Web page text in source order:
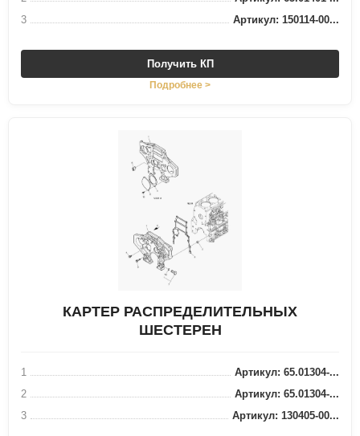
3
Артикул: 150114-00...
Получить КП
Подробнее >
КАРТЕР РАСПРЕДЕЛИТЕЛЬНЫХ
ШЕСТЕРЕН
1
Артикул: 65.01304-...
2
Артикул: 65.01304-...
3
Артикул: 130405-00...